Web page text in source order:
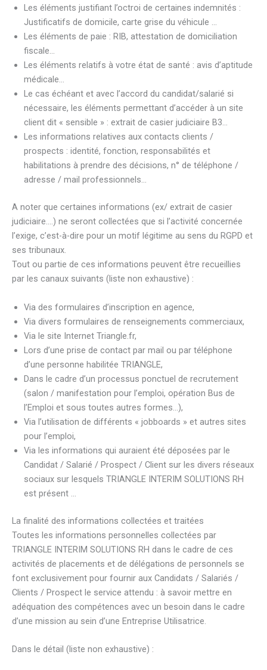
Les éléments justifiant l’octroi de certaines indemnités :
Justificatifs de domicile, carte grise du véhicule …
Les éléments de paie : RIB, attestation de domiciliation
fiscale…
Les éléments relatifs à votre état de santé : avis d’aptitude
médicale…
Le cas échéant et avec l’accord du candidat/salarié si
nécessaire, les éléments permettant d’accéder à un site
client dit « sensible » : extrait de casier judiciaire B3…
Les informations relatives aux contacts clients /
prospects : identité, fonction, responsabilités et
habilitations à prendre des décisions, n° de téléphone /
adresse / mail professionnels…
A noter que certaines informations (ex/ extrait de casier
judiciaire….) ne seront collectées que si l’activité concernée
l’exige, c’est-à-dire pour un motif légitime au sens du RGPD et
ses tribunaux.
Tout ou partie de ces informations peuvent être recueillies
par les canaux suivants (liste non exhaustive) :
Via des formulaires d’inscription en agence,
Via divers formulaires de renseignements commerciaux,
Via le site Internet Triangle.fr,
Lors d’une prise de contact par mail ou par téléphone
d’une personne habilitée TRIANGLE,
Dans le cadre d’un processus ponctuel de recrutement
(salon / manifestation pour l’emploi, opération Bus de
l’Emploi et sous toutes autres formes…),
Via l’utilisation de différents « jobboards » et autres sites
pour l’emploi,
Via les informations qui auraient été déposées par le
Candidat / Salarié / Prospect / Client sur les divers réseaux
sociaux sur lesquels TRIANGLE INTERIM SOLUTIONS RH
est présent …
La finalité des informations collectées et traitées
Toutes les informations personnelles collectées par
TRIANGLE INTERIM SOLUTIONS RH dans le cadre de ces
activités de placements et de délégations de personnels se
font exclusivement pour fournir aux Candidats / Salariés /
Clients / Prospect le service attendu : à savoir mettre en
adéquation des compétences avec un besoin dans le cadre
d’une mission au sein d’une Entreprise Utilisatrice.
Dans le détail (liste non exhaustive) :